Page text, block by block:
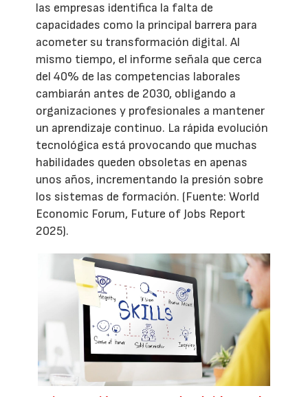
las empresas identifica la falta de
capacidades como la principal barrera para
acometer su transformación digital. Al
mismo tiempo, el informe señala que cerca
del 40% de las competencias laborales
cambiarán antes de 2030, obligando a
organizaciones y profesionales a mantener
un aprendizaje continuo. La rápida evolución
tecnológica está provocando que muchas
habilidades queden obsoletas en apenas
unos años, incrementando la presión sobre
los sistemas de formación. (Fuente: World
Economic Forum, Future of Jobs Report
2025).